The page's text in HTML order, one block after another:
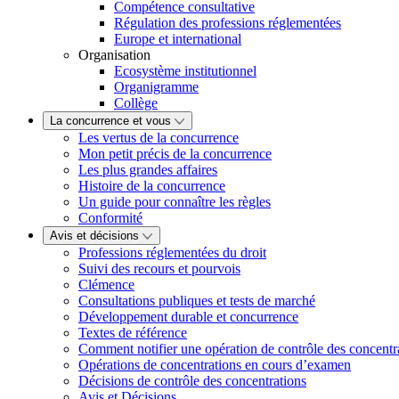
Compétence consultative
Régulation des professions réglementées
Europe et international
Organisation
Ecosystème institutionnel
Organigramme
Collège
La concurrence et vous
Les vertus de la concurrence
Mon petit précis de la concurrence
Les plus grandes affaires
Histoire de la concurrence
Un guide pour connaître les règles
Conformité
Avis et décisions
Professions réglementées du droit
Suivi des recours et pourvois
Clémence
Consultations publiques et tests de marché
Développement durable et concurrence
Textes de référence
Comment notifier une opération de contrôle des
Opérations de concentrations en cours d’examen
Décisions de contrôle des concentrations